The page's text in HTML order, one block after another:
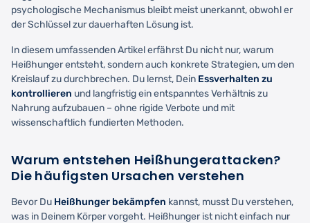
psychologische Mechanismus bleibt meist unerkannt, obwohl er
der Schlüssel zur dauerhaften Lösung ist.
In diesem umfassenden Artikel erfährst Du nicht nur, warum
Heißhunger entsteht, sondern auch konkrete Strategien, um den
Kreislauf zu durchbrechen. Du lernst, Dein Essverhalten zu
kontrollieren und langfristig ein entspanntes Verhältnis zu
Nahrung aufzubauen – ohne rigide Verbote und mit
wissenschaftlich fundierten Methoden.
Warum entstehen Heißhungerattacken?
Die häufigsten Ursachen verstehen
Bevor Du Heißhunger bekämpfen kannst, musst Du verstehen,
was in Deinem Körper vorgeht. Heißhunger ist nicht einfach nur